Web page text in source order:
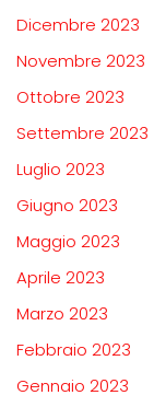
Dicembre 2023
Novembre 2023
Ottobre 2023
Settembre 2023
Luglio 2023
Giugno 2023
Maggio 2023
Aprile 2023
Marzo 2023
Febbraio 2023
Gennaio 2023